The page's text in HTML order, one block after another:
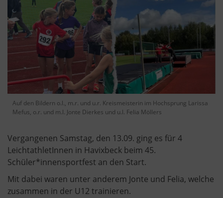
Auf den Bildern o.l., m.r. und u.r. Kreismeisterin im Hochsprung Larissa
Mefus, o.r. und m.l. Jonte Dierkes und u.l. Felia Möllers
Vergangenen Samstag, den 13.09. ging es für 4
LeichtathletInnen in Havixbeck beim 45.
Schüler*innensportfest an den Start.
Mit dabei waren unter anderem Jonte und Felia, welche
zusammen in der U12 trainieren.